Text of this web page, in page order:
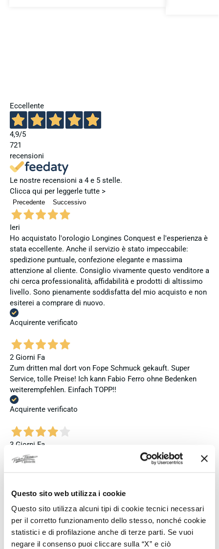
Questo sito web utilizza i cookie
Questo sito utilizza alcuni tipi di cookie tecnici necessari
per il corretto funzionamento dello stesso, nonché cookie
statistici e di profilazione anche di terze parti. Se vuoi
negare il consenso puoi cliccare sulla “X” e ciò
Eccellente
4,9/5
721
recensioni
Le nostre recensioni a 4 e 5 stelle.
Clicca qui per leggerle tutte >
Precedente Successivo
Ieri
Ho acquistato l'orologio Longines Conquest e l'esperienza è
stata eccellente. Anche il servizio è stato impeccabile:
spedizione puntuale, confezione elegante e massima
attenzione al cliente. Consiglio vivamente questo venditore a
chi cerca professionalità, affidabilità e prodotti di altissimo
livello. Sono pienamente soddisfatta del mio acquisto e non
esiterei a comprare di nuovo.
Acquirente verificato
2 Giorni Fa
Zum dritten mal dort von Fope Schmuck gekauft. Super
Service, tolle Preise! Ich kann Fabio Ferro ohne Bedenken
weiterempfehlen. Einfach TOPP!!
Acquirente verificato
3 Giorni Fa
Ich bin insgesamt mit meinem Kauf zufrieden. Die Uhr ist
neu, original und funktioniert einwandfrei. Besonders positiv
Seiko-Garantieschein. Der Versand war außerdem schnell.
Dennoch vergebe ich 4 statt 5 Sterne, da die Lieferung nicht
meinen Erwartungen an einen autorisierten Seiko-Händler
entsprach. Die Uhr kam ohne die üblichen Schutzfolien am
Armband, die Originalverpackung entsprach nicht der